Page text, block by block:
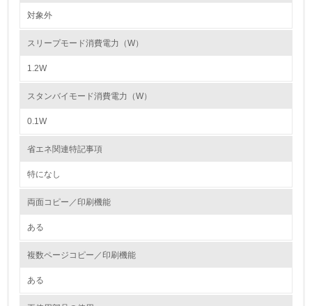
2.環境への取り組み
資源・エネルギー
油、ガス）の使用量削減の取り組みを行っている
<L2> 資源とエネルギーの使用量の把握をし、具体的な削
<L1> 環境配慮型製品・サービスの製造・販売を積極的に
対象外
スリープモード消費電力（W）
1.2W
スタンバイモード消費電力（W）
0.1W
省エネ関連特記事項
特になし
両面コピー／印刷機能
ある
複数ページコピー／印刷機能
ある